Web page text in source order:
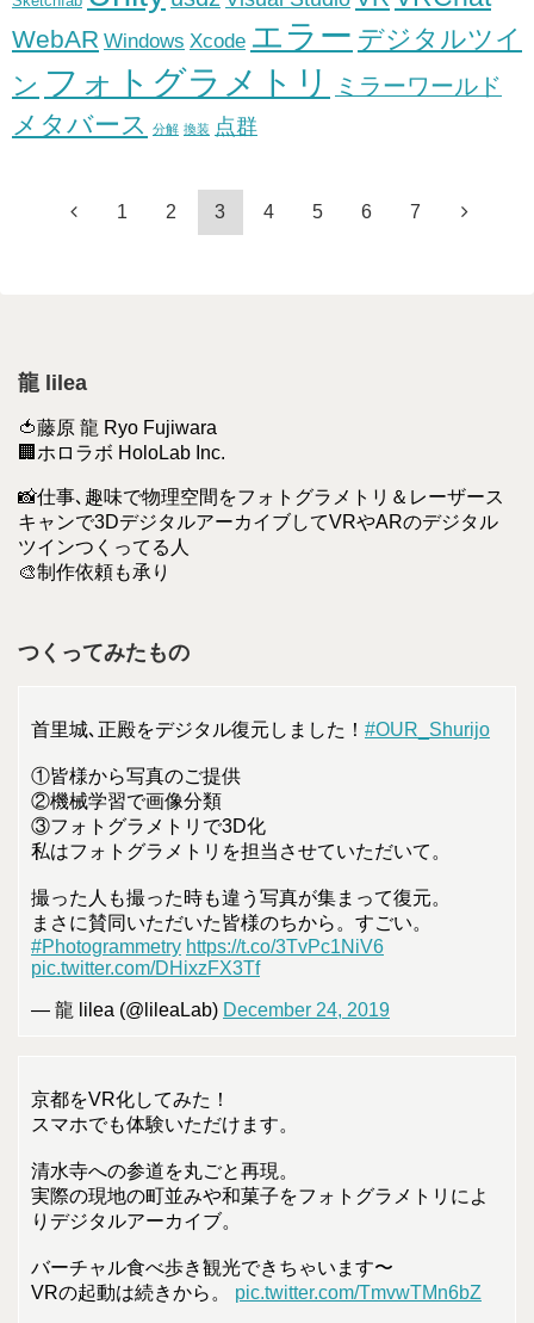
WebAR Windows Xcode エラー デジタルツイ
ン フォトグラメトリ ミラーワールド
メタバース 分解 換装 点群
1 2 3 4 5 6 7
龍 lilea
🍅藤原 龍 Ryo Fujiwara
🏢ホロラボ HoloLab Inc.
📸仕事､趣味で物理空間をフォトグラメトリ＆レーザース
キャンで3DデジタルアーカイブしてVRやARのデジタル
ツインつくってる人
🎨制作依頼も承り
つくってみたもの
首里城､正殿をデジタル復元しました！ #OUR_Shurijo
①皆様から写真のご提供
②機械学習で画像分類
③フォトグラメトリで3D化
私はフォトグラメトリを担当させていただいて。
撮った人も撮った時も違う写真が集まって復元。
まさに賛同いただいた皆様のちから。すごい。
#Photogrammetry https://t.co/3TvPc1NiV6
pic.twitter.com/DHixzFX3Tf
— 龍 lilea (@lileaLab) December 24, 2019
京都をVR化してみた！
スマホでも体験いただけます。
清水寺への参道を丸ごと再現。
実際の現地の町並みや和菓子をフォトグラメトリによ
りデジタルアーカイブ。
バーチャル食べ歩き観光できちゃいます〜
VRの起動は続きから。 pic.twitter.com/TmvwTMn6bZ